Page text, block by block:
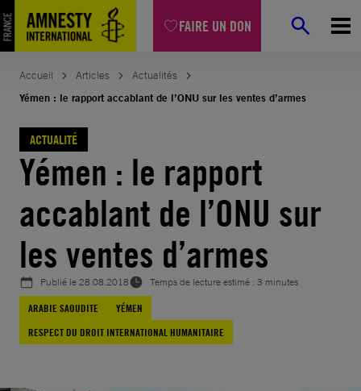
FAIRE UN DON
Aller
au
contenu
Accueil Articles
Actualités
Yémen : le rapport accablant de l’ONU sur les ventes d’armes
ACTUALITÉ
Yémen : le rapport
accablant de l’ONU sur
les ventes d’armes
Publié le28.08.2018
Temps de lecture estimé : 3 minutes
ARABIE SAOUDITE
YÉMEN
RESPECT DU DROIT INTERNATIONAL HUMANITAIRE